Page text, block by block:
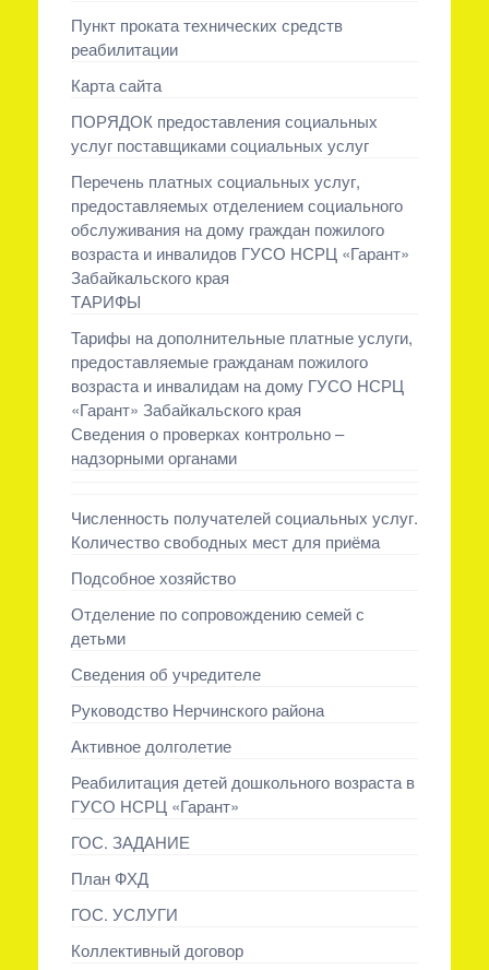
Пункт проката технических средств
реабилитации
Карта сайта
ПОРЯДОК предоставления социальных
услуг поставщиками социальных услуг
Перечень платных социальных услуг,
предоставляемых отделением социального
обслуживания на дому граждан пожилого
возраста и инвалидов ГУСО НСРЦ «Гарант»
Забайкальского края
ТАРИФЫ
Тарифы на дополнительные платные услуги,
предоставляемые гражданам пожилого
возраста и инвалидам на дому ГУСО НСРЦ
«Гарант» Забайкальского края
Сведения о проверках контрольно –
надзорными органами
Численность получателей социальных услуг.
Количество свободных мест для приёма
Подсобное хозяйство
Отделение по сопровождению семей с
детьми
Сведения об учредителе
Руководство Нерчинского района
Активное долголетие
Реабилитация детей дошкольного возраста в
ГУСО НСРЦ «Гарант»
ГОС. ЗАДАНИЕ
План ФХД
ГОС. УСЛУГИ
Коллективный договор